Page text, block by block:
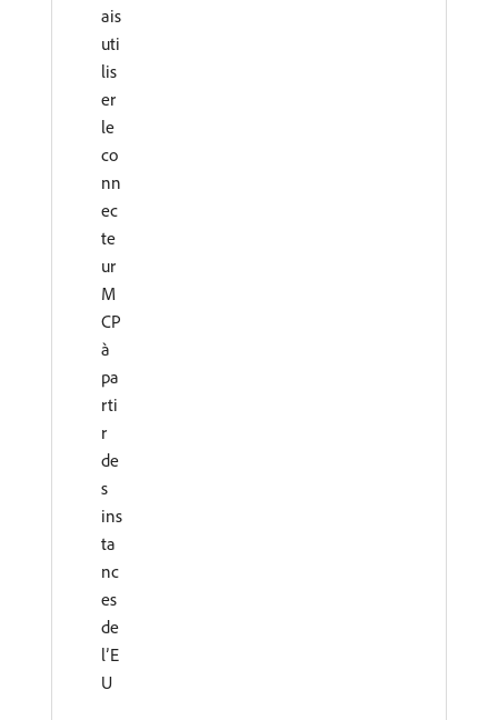
ais
uti
lis
er
le
co
nn
ec
te
ur
M
CP
à
pa
rti
r
de
s
ins
ta
nc
es
de
l’E
U